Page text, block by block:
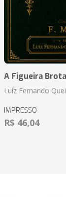
A Figueira
Luiz Fernando
IMPRESSO
R$ 46,04